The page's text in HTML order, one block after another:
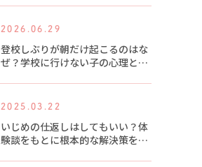
2026.06.29
登校しぶりが朝だけ起こるのはな
ぜ？学校に行けない子の心理と対
2025.03.22
いじめの仕返しはしてもいい？体
験談をもとに根本的な解決策を紹